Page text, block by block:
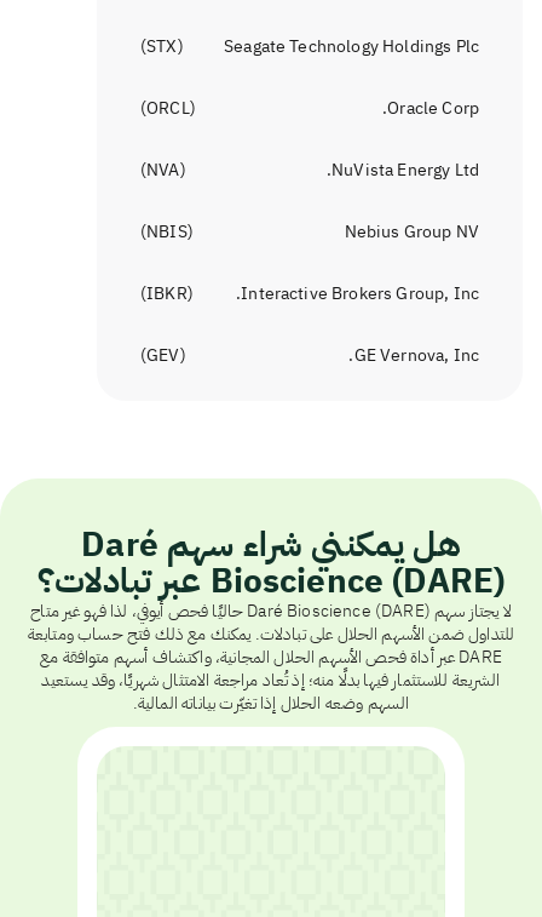
Seagate Technology Holdings Plc
(
STX
)
Oracle Corp.
(
ORCL
)
NuVista Energy Ltd.
(
NVA
)
Nebius Group NV
(
NBIS
)
Interactive Brokers Group, Inc.
(
IBKR
)
GE Vernova, Inc.
(
GEV
)
هل يمكنني شراء سهم Daré
Bioscience (DARE) عبر تبادلات؟
لا يجتاز سهم Daré Bioscience (DARE) حاليًا فحص أيوفي، لذا فهو غير متاح
للتداول ضمن الأسهم الحلال على تبادلات. يمكنك مع ذلك فتح حساب ومتابعة
DARE عبر أداة فحص الأسهم الحلال المجانية، واكتشاف أسهم متوافقة مع
الشريعة للاستثمار فيها بدلًا منه؛ إذ تُعاد مراجعة الامتثال شهريًا، وقد يستعيد
السهم وضعه الحلال إذا تغيّرت بياناته المالية.